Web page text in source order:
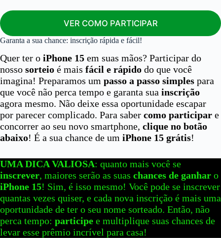
VER COMO PARTICIPAR
Garanta a sua chance: inscrição rápida e fácil!
Quer ter o iPhone 15 em suas mãos? Participar do
nosso sorteio é mais fácil e rápido do que você
imagina! Preparamos um passo a passo simples para
que você não perca tempo e garanta sua inscrição
agora mesmo. Não deixe essa oportunidade escapar
por parecer complicado. Para saber como participar e
concorrer ao seu novo smartphone, clique no botão
abaixo! É a sua chance de um iPhone 15 grátis!
UMA DICA VALIOSA: quanto mais você se
inscrever, maiores serão as suas chances de ganhar o
iPhone 15! Sim, é isso mesmo! Você pode se inscrever
quantas vezes quiser, e cada nova inscrição é mais uma
oportunidade de ter o seu nome sorteado. Então, não
perca tempo: participe e multiplique suas chances de
levar esse prêmio incrível para casa!